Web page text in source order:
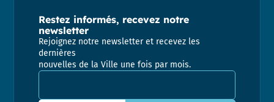
Restez informés, recevez notre
newsletter
Rejoignez notre newsletter et recevez les
dernières
nouvelles de la Ville une fois par mois.
Adresse email pour la newsletter